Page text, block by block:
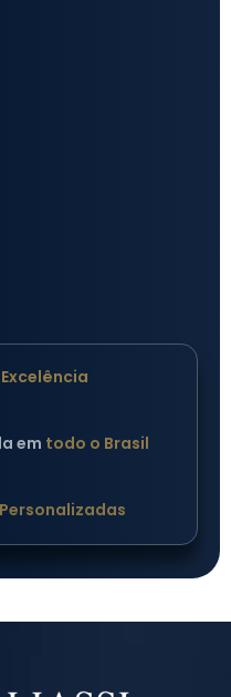
Excelência
em todo o Brasil
Personalizadas